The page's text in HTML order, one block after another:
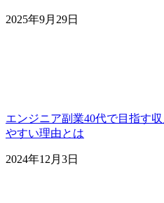
2025年9月29日
エンジニア副業40代で目指す
やすい理由とは
2024年12月3日